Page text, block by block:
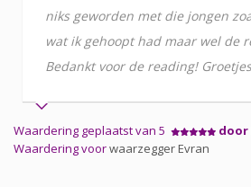
niks geworden met die jongen
wat ik gehoopt had maar wel de
Bedankt voor de reading!
Waardering geplaatst van 5
door
Waardering voorwaarzegger Evran